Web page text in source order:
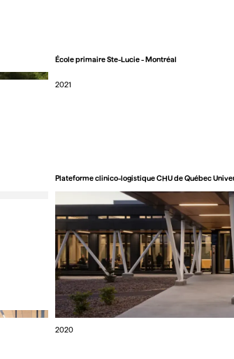
École primaire Ste-Lucie - Montréal
2021
Plateforme clinico-logistique CHU de Québec
2020